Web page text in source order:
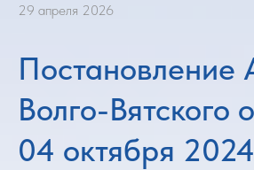
29 апреля 2026
Постановление
Волго-Вятского
04 октября